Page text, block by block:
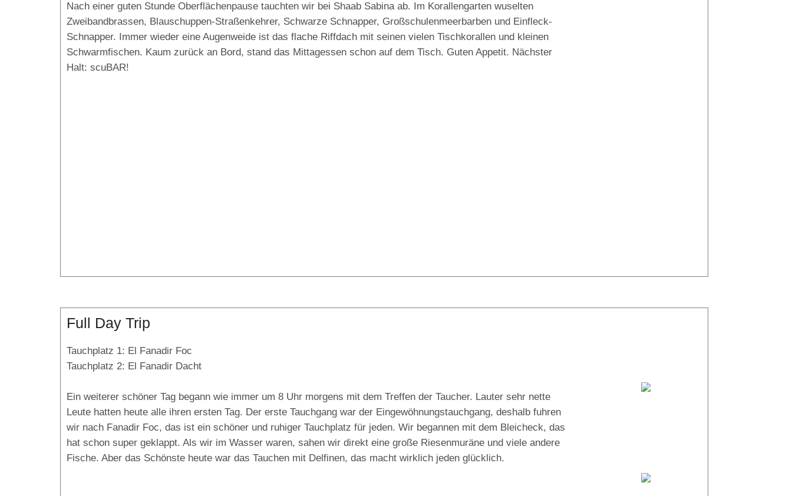
Nach einer guten Stunde Oberflächenpause tauchten wir bei Shaab Sabina ab. Im Korallengarten wuselten
Zweibandbrassen, Blauschuppen-Straßenkehrer, Schwarze Schnapper, Großschulenmeerbarben und Einfleck-
Schnapper. Immer wieder eine Augenweide ist das flache Riffdach mit seinen vielen Tischkorallen und kleinen
Schwarmfischen. Kaum zurück an Bord, stand das Mittagessen schon auf dem Tisch. Guten Appetit. Nächster
Halt: scuBAR!
Full Day Trip
Tauchplatz 1: El Fanadir Foc
Tauchplatz 2: El Fanadir Dacht
Ein weiterer schöner Tag begann wie immer um 8 Uhr morgens mit dem Treffen der Taucher. Lauter sehr nette
Leute hatten heute alle ihren ersten Tag. Der erste Tauchgang war der Eingewöhnungstauchgang, deshalb fuhren
wir nach Fanadir Foc, das ist ein schöner und ruhiger Tauchplatz für jeden. Wir begannen mit dem Bleicheck, das
hat schon super geklappt. Als wir im Wasser waren, sahen wir direkt eine große Riesenmuräne und viele andere
Fische. Aber das Schönste heute war das Tauchen mit Delfinen, das macht wirklich jeden glücklich.